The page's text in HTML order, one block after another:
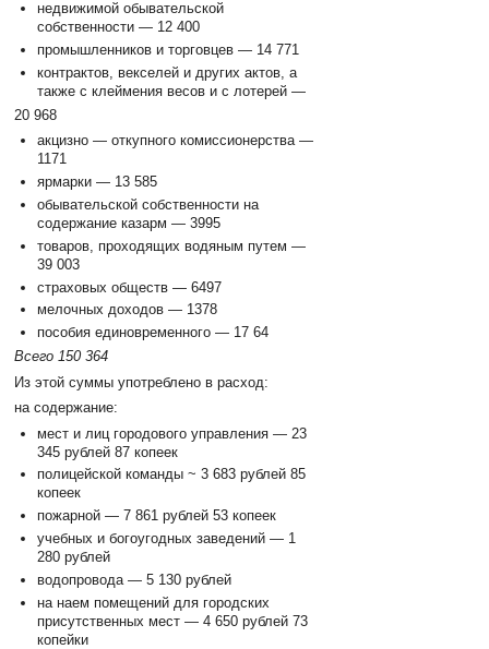
недвижимой обывательской
собственности — 12 400
промышленников и торговцев — 14 771
контрактов, векселей и других актов, а
также с клеймения весов и с лотерей —
20 968
акцизно — откупного комиссионерства —
1171
ярмарки — 13 585
обывательской собственности на
содержание казарм — 3995
товаров, проходящих водяным путем —
39 003
страховых обществ — 6497
мелочных доходов — 1378
пособия единовременного — 17 64
Всего 150 364
Из этой суммы употреблено в расход:
на содержание:
мест и лиц городового управления — 23
345 рублей 87 копеек
полицейской команды ~ 3 683 рублей 85
копеек
пожарной — 7 861 рублей 53 копеек
учебных и богоугодных заведений — 1
280 рублей
водопровода — 5 130 рублей
на наем помещений для городских
присутственных мест — 4 650 рублей 73
копейки